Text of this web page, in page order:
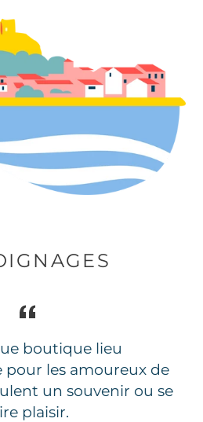
boutique lieu
les amoureux de
un souvenir ou se
plaisir.